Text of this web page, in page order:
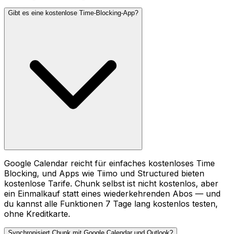
Gibt es eine kostenlose Time-Blocking-App?
Google Calendar reicht für einfaches kostenloses Time
Blocking, und Apps wie Tiimo und Structured bieten
kostenlose Tarife. Chunk selbst ist nicht kostenlos, aber
ein Einmalkauf statt eines wiederkehrenden Abos — und
du kannst alle Funktionen 7 Tage lang kostenlos testen,
ohne Kreditkarte.